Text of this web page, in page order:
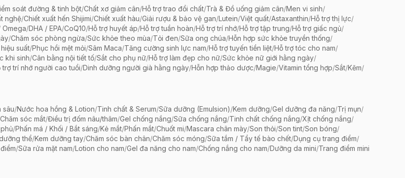
soát đường & tinh bột/Chất xơ giảm cân/Hỗ trợ trao đổi chất/Trà & Đồ uống giảm cân/Men vi sinh/
nghệ/Chiết xuất hến Shijimi/Chiết xuất hàu/Giải rượu & bảo vệ gan/Lutein/Việt quất/Astaxanthin/Hỗ trợ thị lực/
Omega/DHA / EPA/CoQ10/Hỗ trợ huyết áp/Hỗ trợ tuần hoàn/Hỗ trợ trí nhớ/Hỗ trợ tập trung/Hỗ trợ giấc ngủ/
/Chăm sóc phòng ngừa/Sức khỏe theo mùa/Tỏi đen/Sữa ong chúa/Hỗn hợp sức khỏe truyền thống/
suất/Phục hồi mệt mỏi/Sâm Maca/Tăng cường sinh lực nam/Hỗ trợ tuyến tiền liệt/Hỗ trợ tóc cho nam/
khi sinh/Cân bằng nội tiết tố/Sắt cho phụ nữ/Hỗ trợ làm đẹp cho nữ/Sức khỏe nữ giới hằng ngày/
trợ trí nhớ người cao tuổi/Dinh dưỡng người già hằng ngày/Hỗn hợp thảo dược/Magie/Vitamin tổng hợp/Sắt/Kẽm/
sâu/Nước hoa hồng & Lotion/Tinh chất & Serum/Sữa dưỡng (Emulsion)/Kem dưỡng/Gel dưỡng đa năng/Trị mụn/
Chăm sóc mắt/Điều trị đốm nâu/thâm/Gel chống nắng/Sữa chống nắng/Tinh chất chống nắng/Xịt chống nắng/
/Phấn má / Khối / Bắt sáng/Kẻ mắt/Phấn mắt/Chuốt mi/Mascara chân mày/Son thỏi/Son tint/Son bóng/
thể/Kem dưỡng tay/Chăm sóc bàn chân/Chăm sóc móng/Sữa tắm / Tẩy tế bào chết/Dụng cụ trang điểm/
/Sữa rửa mặt nam/Lotion cho nam/Gel đa năng cho nam/Chống nắng cho nam/Dưỡng da mini/Trang điểm mini